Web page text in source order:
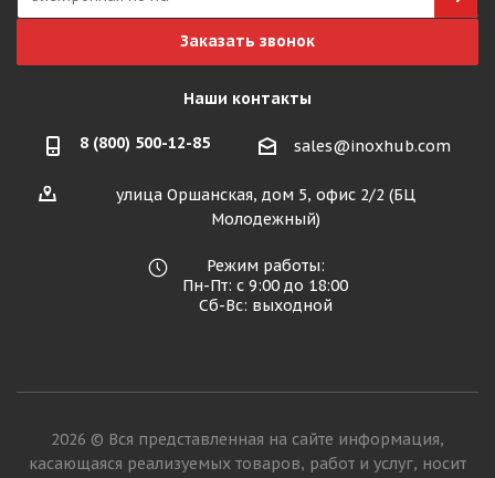
Заказать звонок
Наши контакты
8 (800) 500-12-85 sales@inoxhub.com
улица Оршанская, дом 5, офис 2/2 (БЦ
Молодежный)
Режим работы:
Пн-Пт: с 9:00 до 18:00
Сб-Вс: выходной
2026 © Вся представленная на сайте информация,
касающаяся реализуемых товаров, работ и услуг, носит